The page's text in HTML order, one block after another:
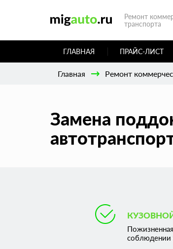
Ремонт
транспорта
ГЛАВНАЯ ПРАЙС-ЛИСТ
Главная Ремонт
Замена
соблюдении